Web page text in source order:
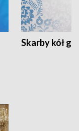
Skarby kół